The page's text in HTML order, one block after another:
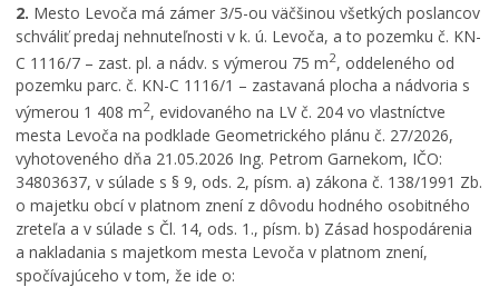
2. Mesto Levoča má zámer 3/5-ou väčšinou všetkých poslancov
schváliť predaj nehnuteľnosti v k. ú. Levoča, a to pozemku č. KN-
C 1116/7 – zast. pl. a nádv. s výmerou 75 m2, oddeleného od
pozemku parc. č. KN-C 1116/1 – zastavaná plocha a nádvoria s
výmerou 1 408 m2, evidovaného na LV č. 204 vo vlastníctve
mesta Levoča na podklade Geometrického plánu č. 27/2026,
vyhotoveného dňa 21.05.2026 Ing. Petrom Garnekom, IČO:
34803637, v súlade s § 9, ods. 2, písm. a) zákona č. 138/1991 Zb.
o majetku obcí v platnom znení z dôvodu hodného osobitného
zreteľa a v súlade s Čl. 14, ods. 1., písm. b) Zásad hospodárenia
a nakladania s majetkom mesta Levoča v platnom znení,
spočívajúceho v tom, že ide o: